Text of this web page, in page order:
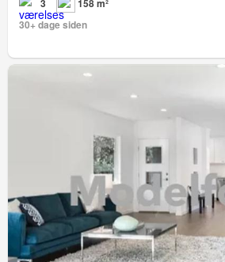
3
158 m²
30+ dage siden